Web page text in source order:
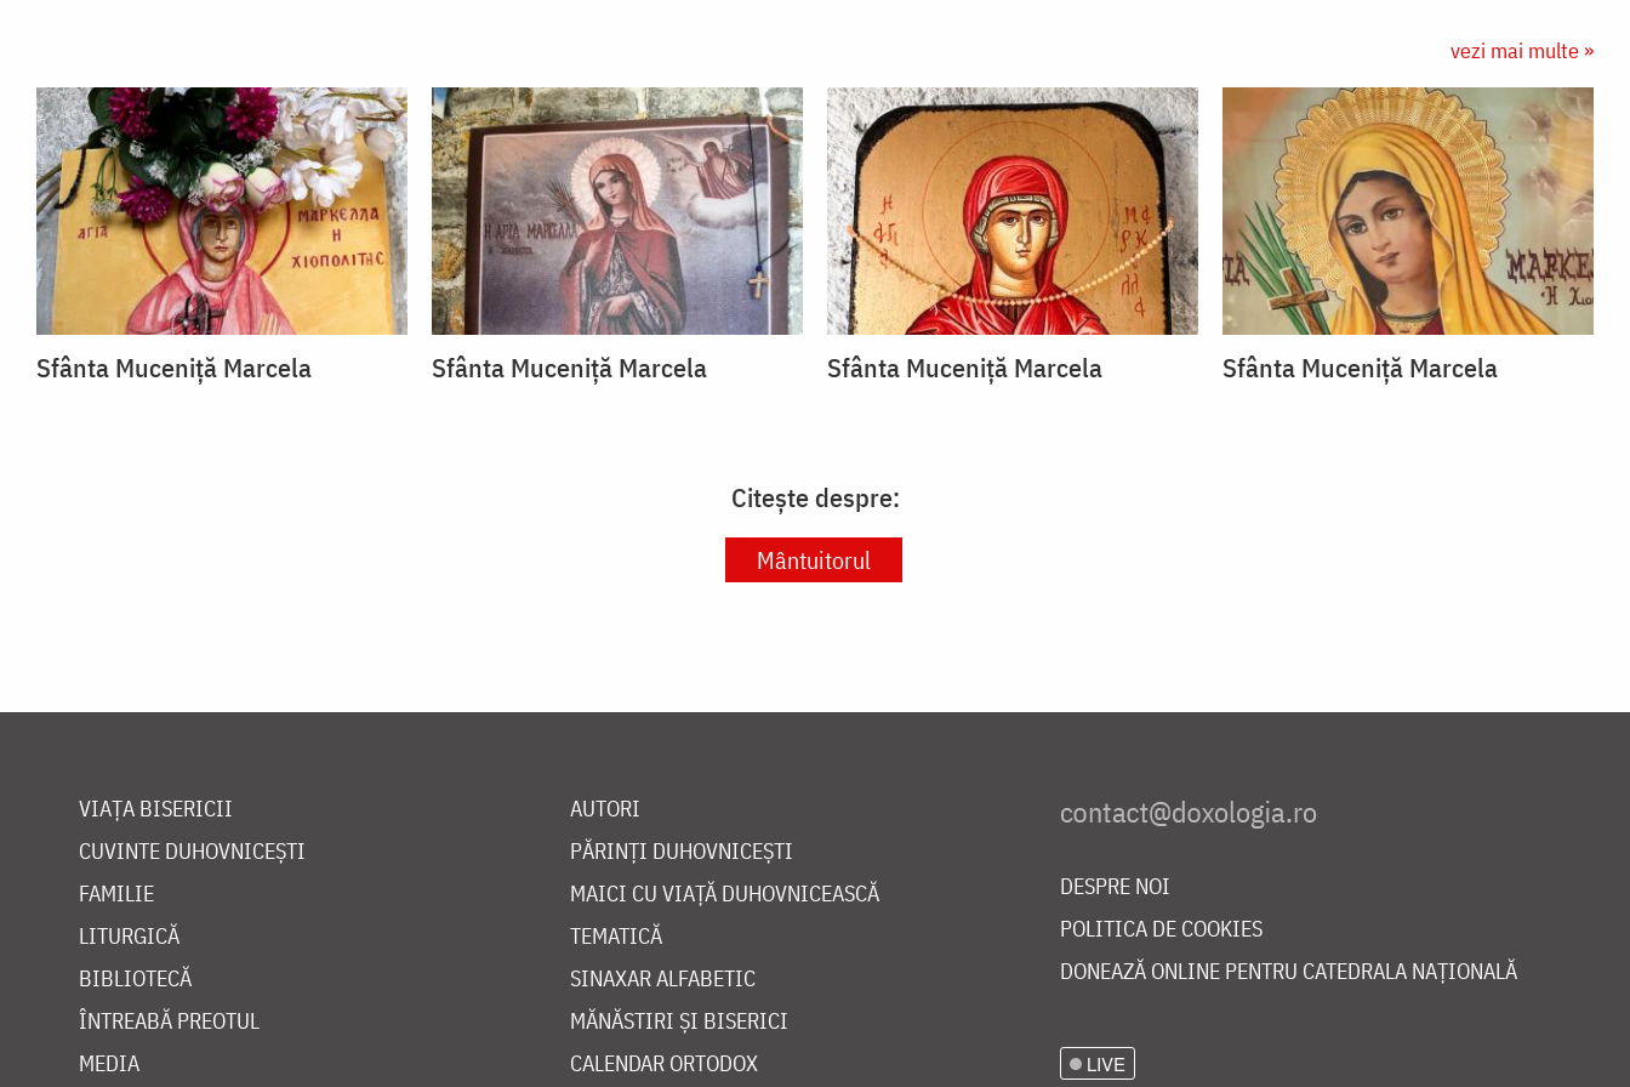
vezi mai multe »
Sfânta Muceniță Marcela Sfânta Muceniță Marcela Sfânta Muceniță Marcela Sfânta Muceniță Marcela
Citește despre:
Mântuitorul
VIAȚA BISERICII
CUVINTE DUHOVNICEȘTI
FAMILIE
LITURGICĂ
BIBLIOTECĂ
ÎNTREABĂ PREOTUL
MEDIA
AUTORI
PĂRINȚI DUHOVNICEȘTI
MAICI CU VIAȚĂ DUHOVNICEASCĂ
TEMATICĂ
SINAXAR ALFABETIC
MĂNĂSTIRI ȘI BISERICI
CALENDAR ORTODOX
DESPRE NOI
POLITICA DE COOKIES
DONEAZĂ ONLINE PENTRU CATEDRALA NAȚIONALĂ
LIVE